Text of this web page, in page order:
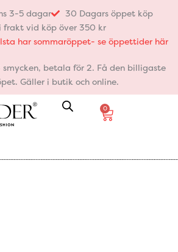
3-5 dagar
30 Dagars öppet köp
frakt vid köp över 350 kr
har sommaröppet- se öppettider här
smycken, betala för 2. Få den billigaste
Gäller i butik och online.
0
Varukorg